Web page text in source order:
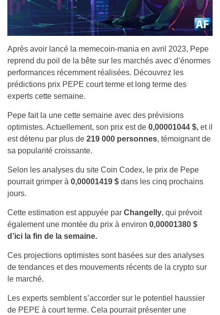
Après avoir lancé la memecoin-mania en avril 2023, Pepe
reprend du poil de la bête sur les marchés avec d’énormes
performances récemment réalisées. Découvrez les
prédictions prix PEPE court terme et long terme des
experts cette semaine.
Pepe fait la une cette semaine avec des prévisions
optimistes. Actuellement, son prix est de 0,00001044 $, et il
est détenu par plus de 219 000 personnes, témoignant de
sa popularité croissante.
Selon les analyses du site Coin Codex, le prix de Pepe
pourrait grimper à 0,00001419 $ dans les cinq prochains
jours.
Cette estimation est appuyée par Changelly, qui prévoit
également une montée du prix à environ 0,00001380 $
d’ici la fin de la semaine.
Ces projections optimistes sont basées sur des analyses
de tendances et des mouvements récents de la crypto sur
le marché.
Les experts semblent s’accorder sur le potentiel haussier
de PEPE à court terme. Cela pourrait présenter une